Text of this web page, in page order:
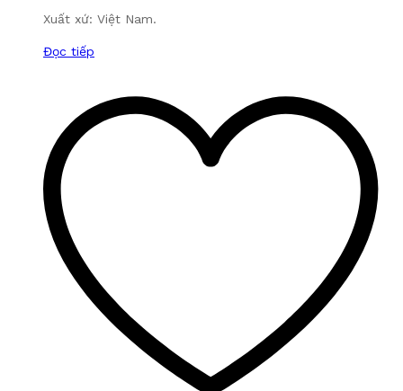
Xuất xứ: Việt Nam.
Đọc tiếp